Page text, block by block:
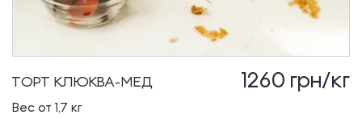
ТОРТ КЛЮКВА-МЕД 1260 грн/кг
Вес от 1,7 кг